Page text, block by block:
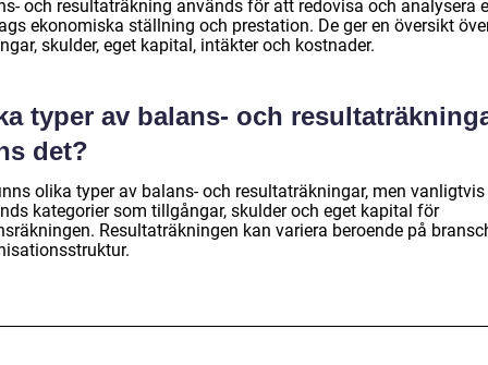
och resultaträkning används för att redovisa och analysera
ekonomiska ställning och prestation. De ger en översikt
skulder, eget kapital, intäkter och kostnader.
typer av balans- och
det?
olika typer av balans- och resultaträkningar, men vanligtvis
kategorier som tillgångar, skulder och eget kapital för
Resultaträkningen kan variera beroende på